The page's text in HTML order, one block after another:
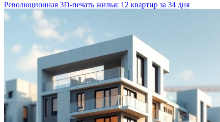
Революционная 3D-печать жилья: 12 квартир за 34 дня